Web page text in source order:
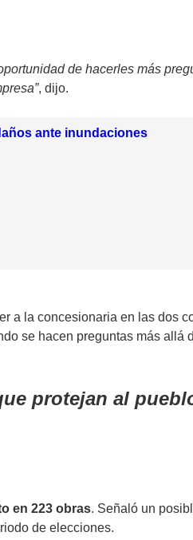
de hacerles más
, dijo.
ante inundaciones
a la concesionaria en las dos
se hacen preguntas más allá
protejan al
en 223 obras. Señaló un
de elecciones.